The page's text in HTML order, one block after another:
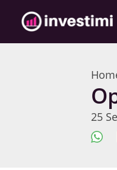
contenuto
25